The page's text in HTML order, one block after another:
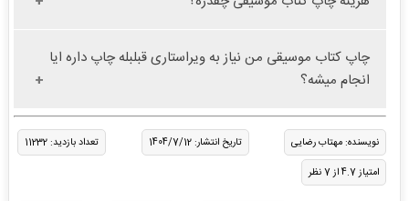
چاپ کتاب موسیقی من نیاز به ویراستاری قبلبله چاپ داره ایا
انجام میشه؟
نویسنده: مهتاب رضایی تاریخ انتشار: 1404/7/12
تعداد بازدید: 11232
امتیاز 4.7 از 7 نظر